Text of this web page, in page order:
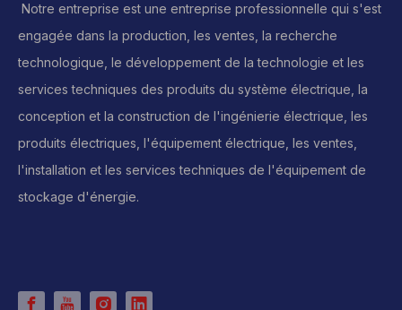
Notre entreprise est une entreprise professionnelle qui s'est
engagée dans la production, les ventes, la recherche
technologique, le développement de la technologie et les
services techniques des produits du système électrique, la
conception et la construction de l'ingénierie électrique, les
produits électriques, l'équipement électrique, les ventes,
l'installation et les services techniques de l'équipement de
stockage d'énergie.